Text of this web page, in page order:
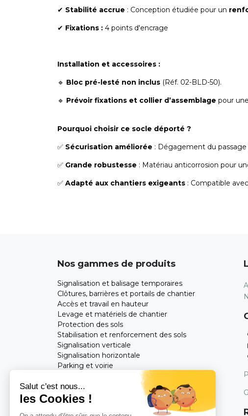
Salut c'est nous...
les Cookies !
✔ Stabilité accrue : Conception étudiée pour un
✔ Fixations : 4 points d'encrage
Installation et accessoires :
🔹 Bloc pré-lesté non inclus (Réf. 02-BLD-50).
🔹 Prévoir fixations et collier d’assemblage pour
Pourquoi choisir ce socle déporté ?
✅ Sécurisation améliorée : Dégagement du
✅ Grande robustesse : Matériau anticorrosion pour
✅ Adapté aux chantiers exigeants : Compatible
Nos gammes de produits
Signalisation et balisage temporaires
Clôtures, barrières et portails de chantier
Accès et travail en hauteur
Levage et matériels de chantier
Protection des sols
Stabilisation et renforcement des sols
Signalisation verticale
Signalisation horizontale
Parking et voirie
Feuilletez notre catalogue